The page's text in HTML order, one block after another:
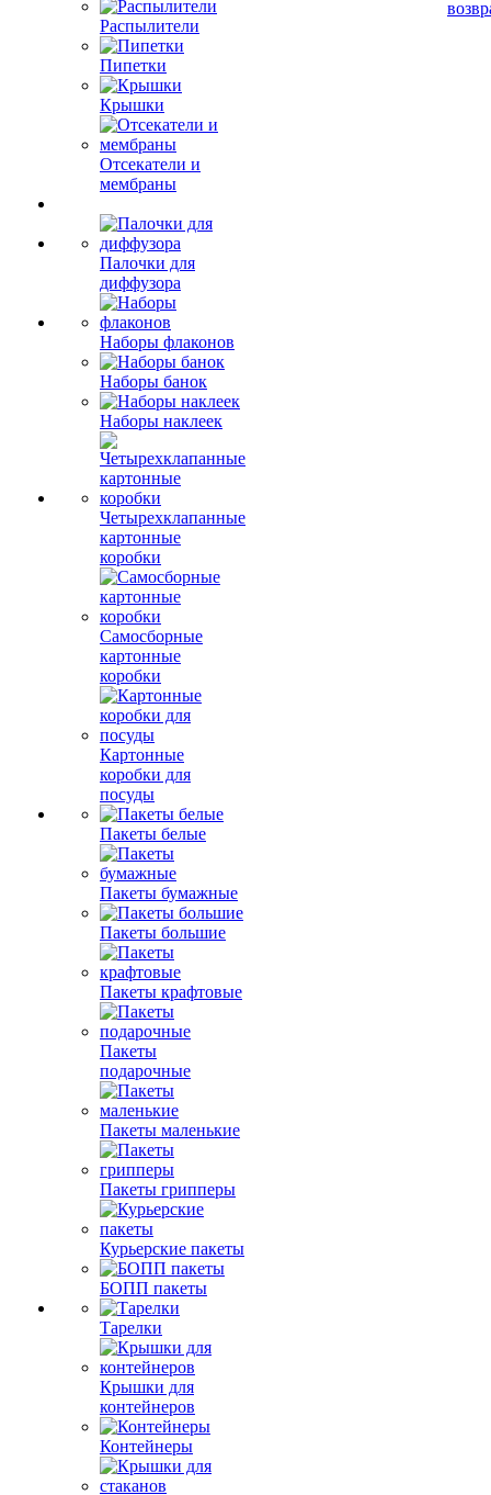
Распылители
Пипетки
Крышки
Отсекатели и
мембраны
Палочки для
диффузора
Наборы флаконов
Наборы банок
Наборы наклеек
Четырехклапанные
картонные
коробки
Самосборные
картонные
коробки
Картонные
коробки для
посуды
Пакеты белые
Пакеты бумажные
Пакеты большие
Пакеты крафтовые
Пакеты
подарочные
Пакеты маленькие
Пакеты грипперы
Курьерские пакеты
БОПП пакеты
Тарелки
Крышки для
контейнеров
Контейнеры